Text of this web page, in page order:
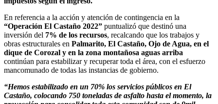
En referencia a la acción y atención de contingencia en la
“Operación El Castaño 2022” puntualizó que destinó una
inversión del 7% de los recursos, recalcando que los trabajos y
obras estructurales en Palmarito, El Castaño, Ojo de Agua, en el
dique de Corozal y en la zona montañosa aguas arriba
continúan para estabilizar y recuperar toda el área, con el esfuerzo
mancomunado de todas las instancias de gobierno.
“Hemos estabilizado en un 70% los servicios públicos en El
Castaño, colocando 750 toneladas de asfalto hasta el momento, la